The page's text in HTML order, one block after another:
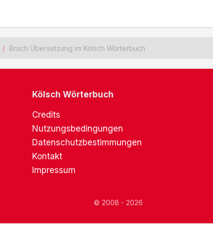
Bruch Übersetzung im Kölsch Wörterbuch
Kölsch Wörterbuch
Credits
Nutzungsbedingungen
Datenschutzbestimmungen
Kontakt
Impressum
© 2008 - 2026